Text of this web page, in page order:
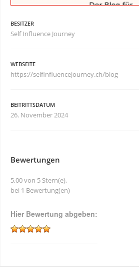
BESITZER
Self Influence Journey
WEBSEITE
https://selfinfluencejourney.ch/blog
BEITRITTSDATUM
26. November 2024
Bewertungen
5,00 von 5 Stern(e),
bei 1 Bewertung(en)
Hier Bewertung abgeben: